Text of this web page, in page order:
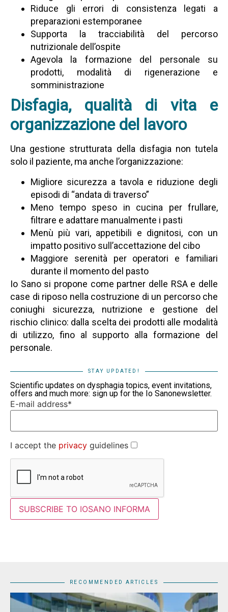
Riduce gli errori di consistenza legati a
preparazioni estemporanee
Supporta la tracciabilità del percorso
nutrizionale dell’ospite
Agevola la formazione del personale su
prodotti, modalità di rigenerazione e
somministrazione
Disfagia, qualità di vita e
organizzazione del lavoro
Una gestione strutturata della disfagia non tutela
solo il paziente, ma anche l’organizzazione:
Migliore sicurezza a tavola e riduzione degli
episodi di “andata di traverso”
Meno tempo speso in cucina per frullare,
filtrare e adattare manualmente i pasti
Menù più vari, appetibili e dignitosi, con un
impatto positivo sull’accettazione del cibo
Maggiore serenità per operatori e familiari
durante il momento del pasto
Io Sano si propone come partner delle RSA e delle
case di riposo nella costruzione di un percorso che
coniughi sicurezza, nutrizione e gestione del
rischio clinico: dalla scelta dei prodotti alle modalità
di utilizzo, fino al supporto alla formazione del
personale.
STAY UPDATED!
Scientific updates on dysphagia topics, event invitations,
offers and much more: sign up for the Io Sanonewsletter.
E-mail address*
I accept the privacy guidelines
RECOMMENDED ARTICLES